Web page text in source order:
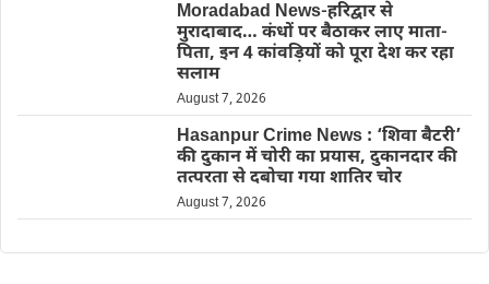
Moradabad News-हरिद्वार से
मुरादाबाद… कंधों पर बैठाकर लाए माता-
पिता, इन 4 कांवड़ियों को पूरा देश कर रहा
सलाम
August 7, 2026
Hasanpur Crime News : ‘शिवा बैटरी’
की दुकान में चोरी का प्रयास, दुकानदार की
तत्परता से दबोचा गया शातिर चोर
August 7, 2026